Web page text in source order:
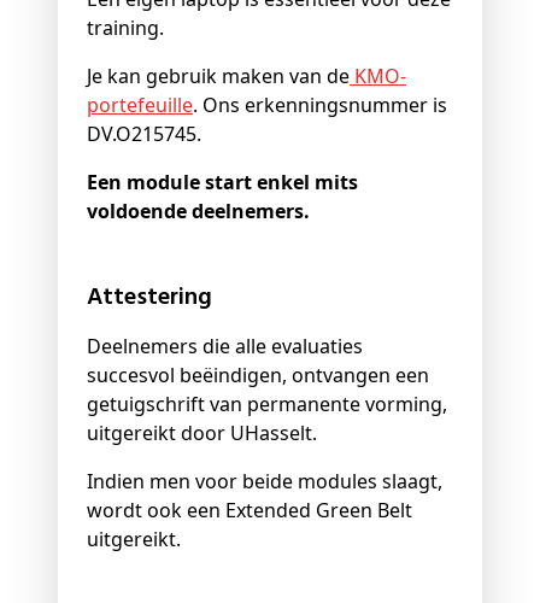
training.
Je kan gebruik maken van de KMO-
portefeuille. Ons erkenningsnummer is
DV.O215745.
Een module start enkel mits
voldoende deelnemers.
Attestering
Deelnemers die alle evaluaties
succesvol beëindigen, ontvangen een
getuigschrift van permanente vorming,
uitgereikt door UHasselt.
Indien men voor beide modules slaagt,
wordt ook een Extended Green Belt
uitgereikt.